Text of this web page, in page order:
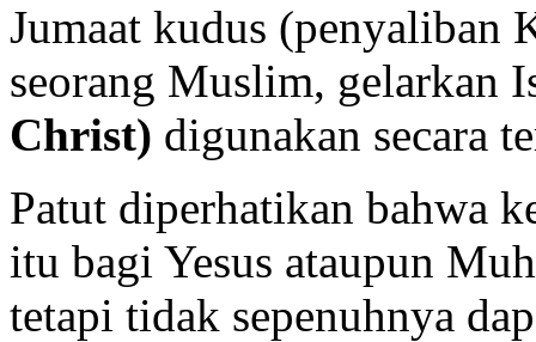
Jumaat kudus (penyaliban
seorang Muslim, gelarkan
Christ) digunakan secara
Patut diperhatikan bahwa
itu bagi Yesus ataupun
tetapi tidak sepenuhnya